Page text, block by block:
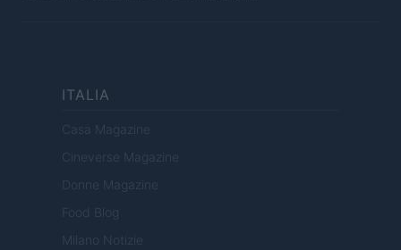
ITALIA
Casa Magazine
Cineverse Magazine
Donne Magazine
Food Blog
Milano Notizie